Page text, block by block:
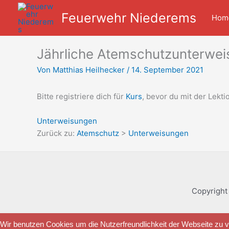
Inhalt
springen
Feuerwehr Niederems
Jährliche
Von Matthias Heilhecker / 14. September 2021
Bitte registriere dich für Kurs, bevor du mit der
Unterweisungen
Zurück zu: Atemschutz > Unterweisungen
Wir benutzen Cookies um die Nutzerfreundlichkeit der Webseite